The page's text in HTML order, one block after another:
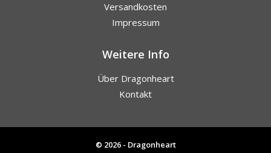
Versandkosten
Impressum
Weitere Info
Über Dragonheart
Kontakt
© 2026 - Dragonheart